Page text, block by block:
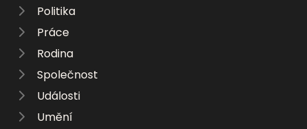
Politika
Práce
Rodina
Společnost
Události
Umění